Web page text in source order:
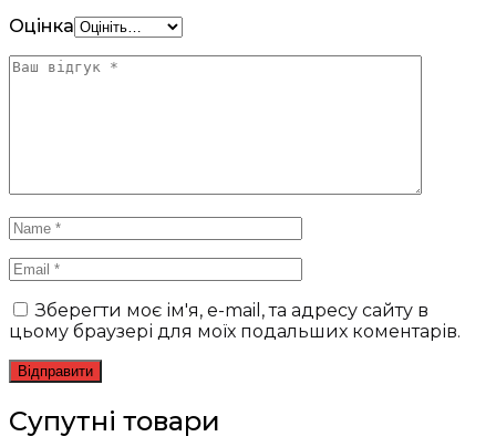
Оцінка
Зберегти моє ім'я, e-mail, та адресу сайту в
цьому браузері для моїх подальших коментарів.
Супутні товари